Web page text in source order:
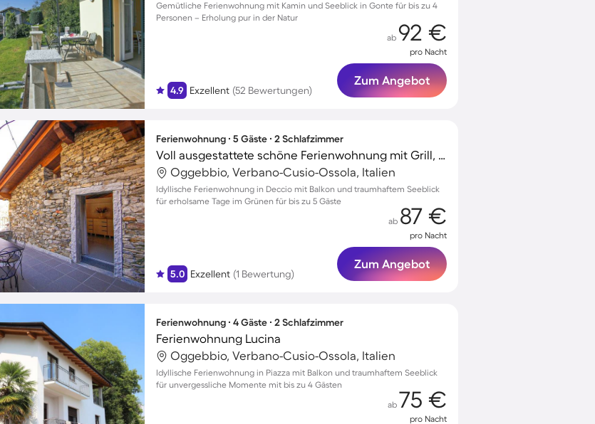
Gemütliche Ferienwohnung mit Kamin und Seeblick in Gonte für bis zu 4
Personen – Erholung pur in der Natur
4.9 Exzellent (52 Bewertungen)
ab 92 €
pro Nacht
Zum Angebot
Ferienwohnung ∙ 5 Gäste ∙ 2 Schlafzimmer
Voll ausgestattete schöne Ferienwohnung mit Grill, Garten und Terrasse | Seeblick
Oggebbio, Verbano-Cusio-Ossola, Italien
Idyllische Ferienwohnung in Deccio mit Balkon und traumhaftem Seeblick
für erholsame Tage im Grünen für bis zu 5 Gäste
5.0 Exzellent (1 Bewertung)
ab 87 €
pro Nacht
Zum Angebot
Ferienwohnung ∙ 4 Gäste ∙ 2 Schlafzimmer
Ferienwohnung Lucina
Oggebbio, Verbano-Cusio-Ossola, Italien
Idyllische Ferienwohnung in Piazza mit Balkon und traumhaftem Seeblick
für unvergessliche Momente mit bis zu 4 Gästen
ab 75 €
pro Nacht